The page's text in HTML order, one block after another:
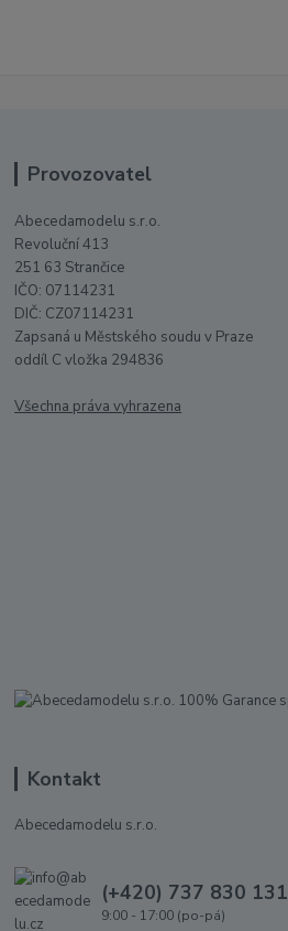
Provozovatel
Abecedamodelu s.r.o.
Revoluční 413
251 63 Strančice
IČO: 07114231
DIČ: CZ07114231
Zapsaná u Městského soudu v Praze
oddíl C vložka 294836
Všechna práva vyhrazena
Kontakt
Abecedamodelu s.r.o.
(+420) 737 830 131
9:00 - 17:00 (po-pá)